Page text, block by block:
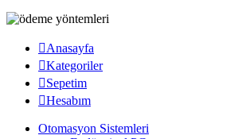
Anasayfa
Kategoriler
Sepetim
Hesabım
Otomasyon Sistemleri